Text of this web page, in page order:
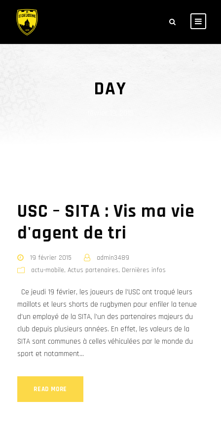
DAY
USC – SITA : Vis ma vie
d'agent de tri
19 février 2015
admin3489
actu-mobile, Actus partenaires, Dernières infos
Ce jeudi 19 février, les joueurs de l’USC ont troqué leurs
maillots et leurs shorts de rugbymen pour enfiler la tenue
d’un employé de la SITA, l’un des partenaires majeurs du
club depuis plusieurs années. En effet, les valeurs de la
SITA sont communes à celles véhiculées par le monde du
sport et notamment...
READ MORE